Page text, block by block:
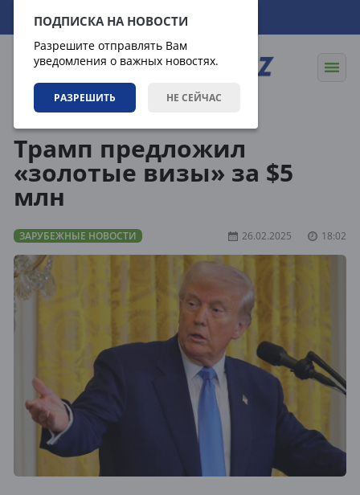
ПОДПИСКА НА НОВОСТИ
Разрешите отправлять Вам
уведомления о важных новостях.
РАЗРЕШИТЬ НЕ СЕЙЧАС
07.08.2026 18:00:24
Трамп предложил
«золотые визы» за $5
млн
ЗАРУБЕЖНЫЕ НОВОСТИ 26.02.2025 18:02